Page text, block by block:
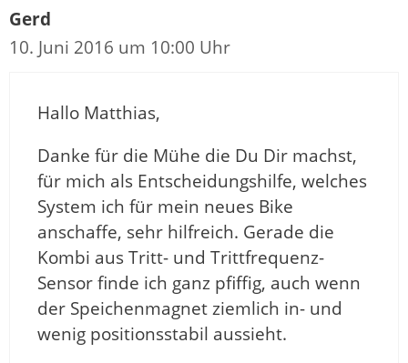
Gerd
10. Juni 2016 um 10:00 Uhr
Hallo Matthias,
Danke für die Mühe die Du Dir machst,
für mich als Entscheidungshilfe, welches
System ich für mein neues Bike
anschaffe, sehr hilfreich. Gerade die
Kombi aus Tritt- und Trittfrequenz-
Sensor finde ich ganz pfiffig, auch wenn
der Speichenmagnet ziemlich in- und
wenig positionsstabil aussieht.